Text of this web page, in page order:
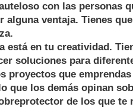
con las personas
alguna ventaja. Tienes
está en tu creatividad.
soluciones para
proyectos que
que los demás opinan
de los que te